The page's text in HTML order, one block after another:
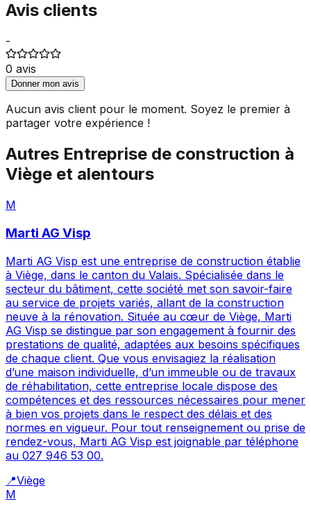
Avis clients
-
0 avis
Donner mon avis
Aucun avis client pour le moment. Soyez le premier à
partager votre expérience !
Autres Entreprise de construction à
Viège et alentours
M
Marti AG Visp
Marti AG Visp est une entreprise de construction établie
à Viège, dans le canton du Valais. Spécialisée dans le
secteur du bâtiment, cette société met son savoir-faire
au service de projets variés, allant de la construction
neuve à la rénovation. Située au cœur de Viège, Marti
AG Visp se distingue par son engagement à fournir des
prestations de qualité, adaptées aux besoins spécifiques
de chaque client. Que vous envisagiez la réalisation
d’une maison individuelle, d’un immeuble ou de travaux
de réhabilitation, cette entreprise locale dispose des
compétences et des ressources nécessaires pour mener
à bien vos projets dans le respect des délais et des
normes en vigueur. Pour tout renseignement ou prise de
rendez-vous, Marti AG Visp est joignable par téléphone
au 027 946 53 00.
📍Viège
M